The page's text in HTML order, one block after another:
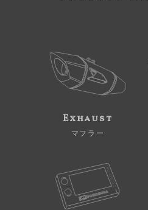
Exhaust
マフラー